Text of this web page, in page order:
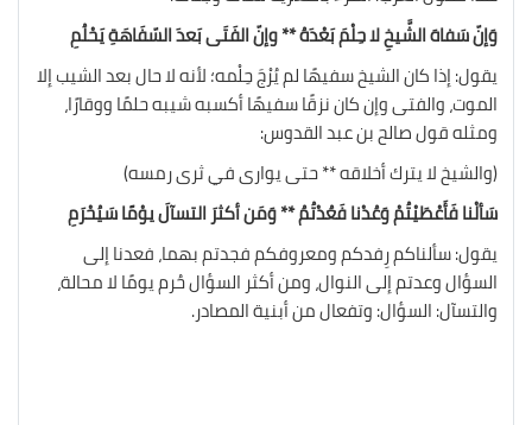
وَإنّ سَفاهَ الشَّيخِ لا حِلْمَ بَعْدَهُ ** وإنّ الفَتَى بَعدَ السّفَاهَةِ يَحْلُمِ
يقول: إذا كان الشيخ سفيهًا لم يُرْجَ حِلْمه؛ لأنه لا حال بعد الشيب إلا
الموت، والفتى وإن كان نزقًا سفيهًا أكسبه شيبه حلمًا ووقارًا،
ومثله قول صالح بن عبد القدوس:
(والشيخ لا يترك أخلاقه ** حتى يوارى في ثرى رمسه)
سَألْنا فَأَعْطَيْتُمْ وَعُدْنا فَعُدْتُمُ ** وَمَن أكثرَ التسآلَ يوْمًا سَيُحْرَمِ
يقول: سألناكم رِفدكم ومعروفكم فجدتم بهما، فعدنا إلى
السؤال وعدتم إلى النوال، ومن أكثر السؤال حُرم يومًا لا محالة،
والتسآل: السؤال: وتفعال من أبنية المصادر.